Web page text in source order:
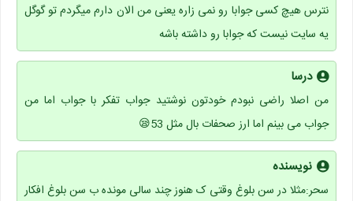
نترس هیچ کسی جوابا رو نمی زاره یعنی من الان دارم میگردم تو گوگل
یه سایت نیست که جوابا رو داشته باشه
درسا
من اصلا راضی نبودم خودتون نوشتید جواب تفکر با جواب اما من
جواب می بینم اما ارز صحفات بال مثل 53😪
نویسنده
سحر:مثلا در سن بلوغ وقتی ک هنوز چند سالی مونده ب سن بلوغ افکار